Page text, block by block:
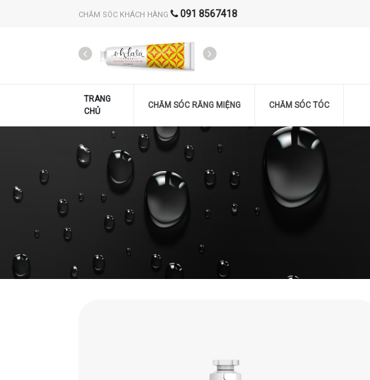
CHĂM SÓC KHÁCH HÀNG 091 8567418
TRANG
CHỦ
CHĂM SÓC RĂNG MIỆNG CHĂM SÓC TÓC